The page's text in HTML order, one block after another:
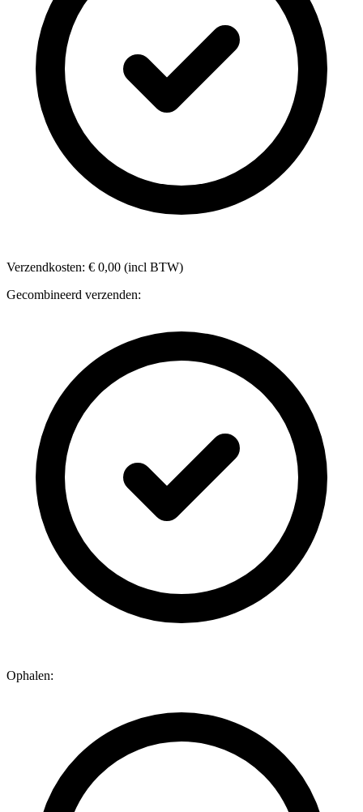
Verzendkosten: € 0,00 (incl BTW)
Gecombineerd verzenden:
Ophalen: